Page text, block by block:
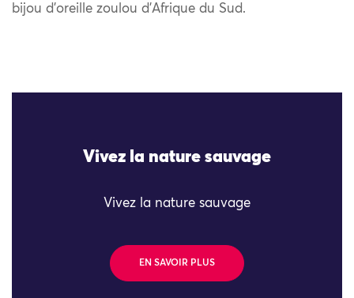
bijou d’oreille zoulou d’Afrique du Sud.
Vivez la nature sauvage
Vivez la nature sauvage
EN SAVOIR PLUS